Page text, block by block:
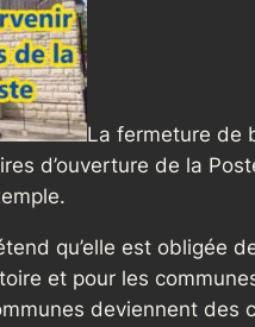
La fermeture de
d’ouverture de la
qu’elle est obligée
et pour les
deviennent des